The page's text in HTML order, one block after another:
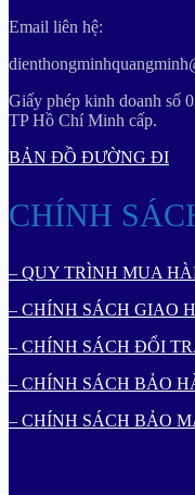
Email liên hệ:
Giấy phép kinh doanh số
TP Hồ Chí Minh cấp.
BẢN ĐỒ ĐƯỜNG ĐI
CHÍNH
– QUY TRÌNH MUA
– CHÍNH SÁCH GIAO
– CHÍNH SÁCH ĐỔI
– CHÍNH SÁCH BẢO
– CHÍNH SÁCH BẢO